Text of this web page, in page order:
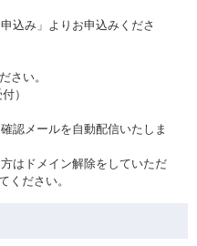
込み」よりお申込みくださ
さい。
）
認メールを自動配信いたしま
はドメイン解除をしていただ
ください。